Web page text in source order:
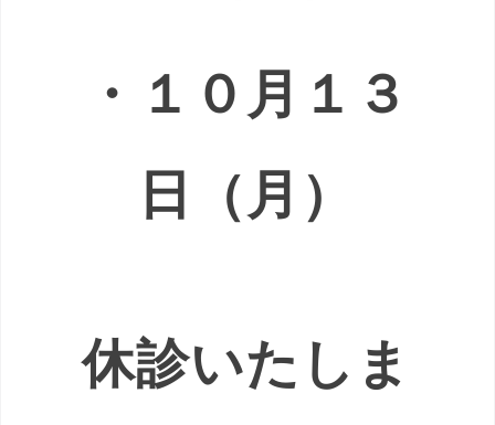
・１０月１３
日（月）
休診いたしま